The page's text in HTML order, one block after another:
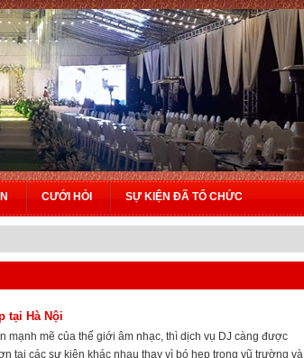
CƯỚI HỎI SỰ KIỆN ĐÃ TỔ CHỨC
tại Hà Nội
mạnh mẽ của thế giới âm nhạc, thì dịch vụ DJ càng được
tại các sự kiện khác nhau thay vì bó hẹp trong vũ trường và